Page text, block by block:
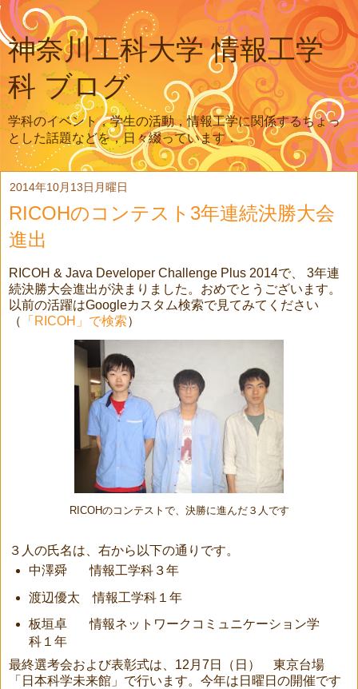
神奈川工科大学 情報工学
科 ブログ
学科のイベント，学生の活動，情報工学に関係するちょっ
とした話題などを，日々綴っています．
2014年10月13日月曜日
RICOHのコンテスト3年連続決勝大会
進出
RICOH & Java Developer Challenge Plus 2014で、 3年連
続決勝大会進出が決まりました。おめでとうございます。
以前の活躍はGoogleカスタム検索で見てみてください
（
「RICOH」で検索）
RICOHのコンテストで、決勝に進んだ３人です
３人の氏名は、右から以下の通りです。
中澤舜 情報工学科３年
渡辺優太 情報工学科１年
板垣卓 情報ネットワークコミュニケーション学
科１年
最終選考会および表彰式は、12月7日（日） 東京台場
「日本科学未来館」で行います。今年は日曜日の開催です